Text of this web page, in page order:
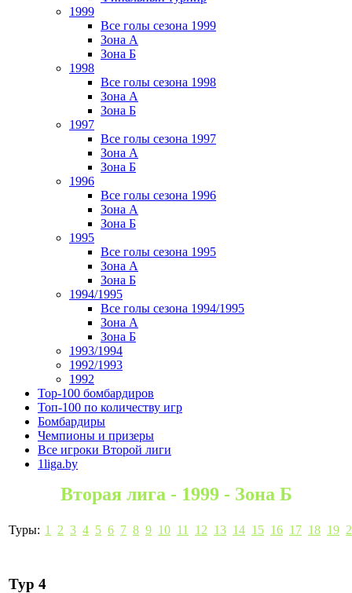
1999
Все голы сезона 1999
Зона А
Зона Б
1998
Все голы сезона 1998
Зона А
Зона Б
1997
Все голы сезона 1997
Зона А
Зона Б
1996
Все голы сезона 1996
Зона А
Зона Б
1995
Все голы сезона 1995
Зона А
Зона Б
1994/1995
Все голы сезона 1994/1995
Зона А
Зона Б
1993/1994
1992/1993
1992
Top-100 бомбардиров
Топ-100 по количеству игр
Бомбардиры
Чемпионы и призеры
Все игроки Второй лиги
1liga.by
Вторая лига - 1999 - Зона Б
Туры: 1 2 3 4 5 6 7 8 9 10 11 12 13 14 15 16 17 18 19
Тур 4